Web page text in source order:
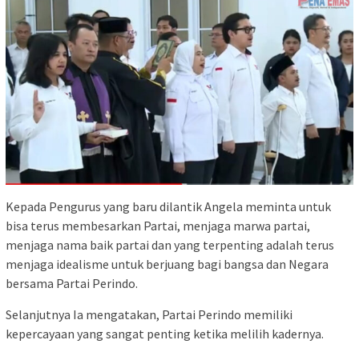
Kepada Pengurus yang baru dilantik Angela meminta untuk
bisa terus membesarkan Partai, menjaga marwa partai,
menjaga nama baik partai dan yang terpenting adalah terus
menjaga idealisme untuk berjuang bagi bangsa dan Negara
bersama Partai Perindo.
Selanjutnya Ia mengatakan, Partai Perindo memiliki
kepercayaan yang sangat penting ketika melilih kadernya.